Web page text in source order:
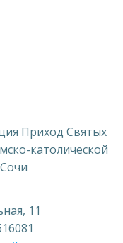
Приход Святых
католической
11